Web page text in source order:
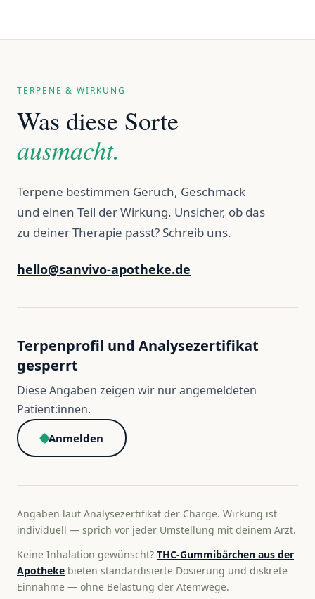
TERPENE & WIRKUNG
Was diese Sorte
ausmacht.
Terpene bestimmen Geruch, Geschmack
und einen Teil der Wirkung. Unsicher, ob das
zu deiner Therapie passt? Schreib uns.
hello@sanvivo-apotheke.de
Terpenprofil und Analysezertifikat
gesperrt
Diese Angaben zeigen wir nur angemeldeten
Patient:innen.
Anmelden
Angaben laut Analysezertifikat der Charge. Wirkung ist
individuell — sprich vor jeder Umstellung mit deinem Arzt.
Keine Inhalation gewünscht? THC-Gummibärchen aus der
Apotheke bieten standardisierte Dosierung und diskrete
Einnahme — ohne Belastung der Atemwege.